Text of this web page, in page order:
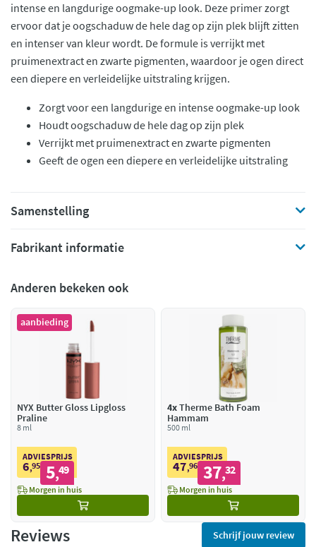
intense en langdurige oogmake-up look. Deze primer zorgt
ervoor dat je oogschaduw de hele dag op zijn plek blijft zitten
en intenser van kleur wordt. De formule is verrijkt met
pruimenextract en zwarte pigmenten, waardoor je ogen direct
een diepere en verleidelijke uitstraling krijgen.
Zorgt voor een langdurige en intense oogmake-up look
Houdt oogschaduw de hele dag op zijn plek
Verrijkt met pruimenextract en zwarte pigmenten
Geeft de ogen een diepere en verleidelijke uitstraling
Samenstelling
Fabrikant informatie
Anderen bekeken ook
aanbieding
NYX Butter Gloss Lipgloss
Praline
8 ml
ADVIESPRIJS
6,95 5,49
Morgen in huis
4xTherme Bath Foam
Hammam
500 ml
ADVIESPRIJS
47,96 37,32
Morgen in huis
Reviews Schrijf jouw review